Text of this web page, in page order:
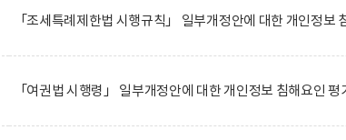
「조세특례제한법 시행규칙」 일부개정안에 대한 개인정보
「여권법 시행령」 일부개정안에 대한 개인정보 침해요인 평